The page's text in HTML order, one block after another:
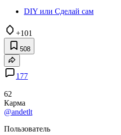
DIY или Сделай сам
+101
508
177
62
Карма
@andetlt
Пользователь